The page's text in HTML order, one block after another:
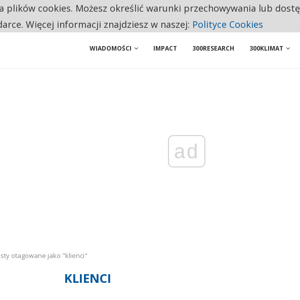
Z EMERYTURY SENIORZY PRZEZNACZAJĄ NA PODSTAWOWE ZAKUPY
WIADOMOŚCI
IMPACT 300RESEARCH 300KLIMAT
ad
otagowane jako "klienci"
KLIENCI
plików cookies. Możesz określić warunki przechowywania lub
Więcej informacji znajdziesz w naszej: Polityce Cookies